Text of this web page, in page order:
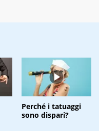
Perché i tatuaggi
sono dispari?